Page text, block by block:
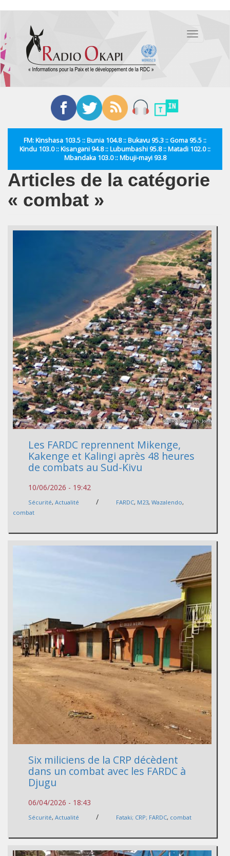
contenu
principal
Toggle
FM: Kinshasa 103.5 :: Bunia 104.8 :: Bukavu 95.3 :: Goma 95.5 ::
Kindu 103.0 :: Kisangani 94.8 :: Lubumbashi 95.8 :: Matadi 102.0 ::
Mbandaka 103.0 :: Mbuji-mayi 93.8
Articles de la catégorie
« combat »
Les FARDC reprennent Mikenge,
Kakenge et Kalingi après 48 heures
de combats au Sud-Kivu
10/06/2026 - 19:42
Sécurité, Actualité / FARDC, M23, Wazalendo,
combat
Six miliciens de la CRP décèdent
dans un combat avec les FARDC à
Djugu
06/04/2026 - 18:43
Sécurité, Actualité / Fataki; CRP; FARDC, combat